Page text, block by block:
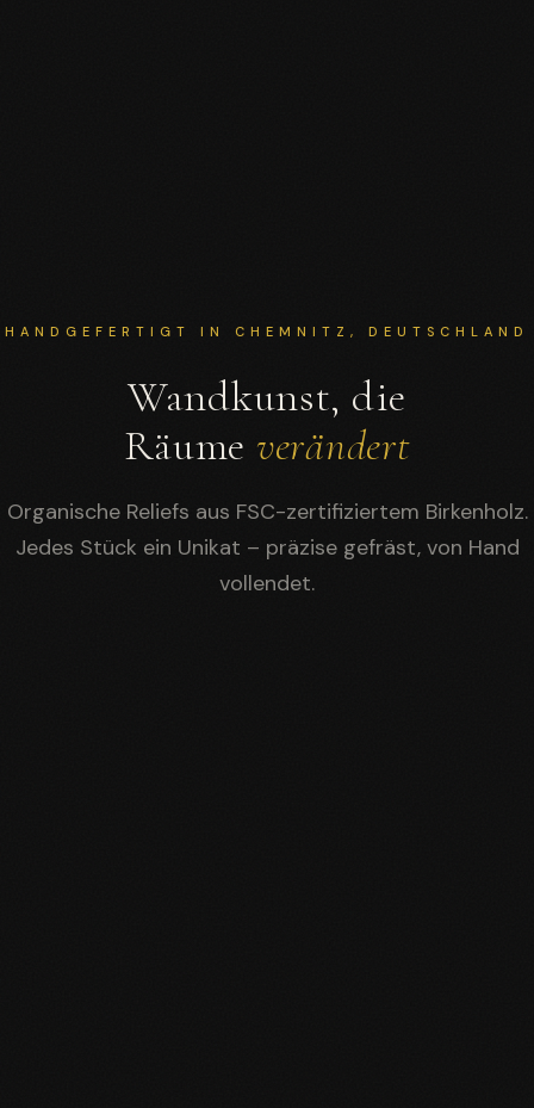
HANDGEFERTIGT IN CHEMNITZ, DEUTSCHLAND
Wandkunst, die
Räume verändert
Organische Reliefs aus FSC-zertifiziertem Birkenholz.
Jedes Stück ein Unikat – präzise gefräst, von Hand
vollendet.